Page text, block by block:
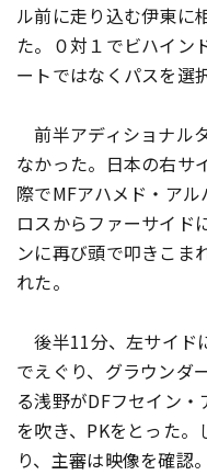
ル前に走り込む伊東に
た。０対１でビハイン
ートではなくパスを選
前半アディショナル
なかった。日本の右サ
際でMFアハメド・ア
ロスからファーサイド
ンに再び頭で叩きこま
れた。
後半11分、左サイド
でえぐり、グラウンダ
る浅野がDFフセイン
を吹き、PKをとった。
り、主審は映像を確認